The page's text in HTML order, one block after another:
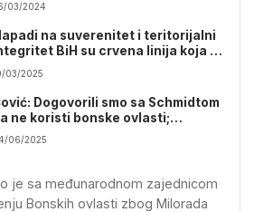
03/2024
na suverenitet i teritorijalni
BiH su crvena linija koja se
smije preći
03/2025
Dogovorili smo sa Schmidtom
ne koristi bonske ovlasti;
Ne mogu se sjetiti te izjave
06/2025
je sa međunarodnom zajednicom
Bonskih ovlasti zbog Milorada